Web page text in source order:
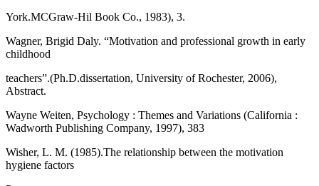
York.MCGraw-Hil Book Co., 1983), 3.
Wagner, Brigid Daly. “Motivation and professional growth in early
childhood
teachers”.(Ph.D.dissertation, University of Rochester, 2006),
Abstract.
Wayne Weiten, Psychology : Themes and Variations (California :
Wadworth Publishing Company, 1997), 383
Wisher, L. M. (1985).The relationship between the motivation
hygiene factors